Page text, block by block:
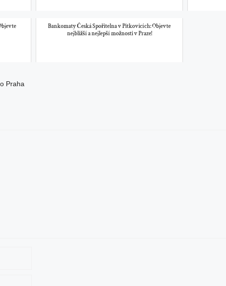
Bankomaty Česká Spořitelna v Pitkovicích: Objevte
nejbližší a nejlepší možnosti v Praze!
Praha